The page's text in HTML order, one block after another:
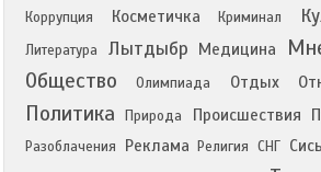
Коррупция Косметичка Криминал
Литература Лытдыбр Медицина
Общество Олимпиада Отдых
Политика Природа Происшествия
Разоблачения
Реклама Религия СНГ